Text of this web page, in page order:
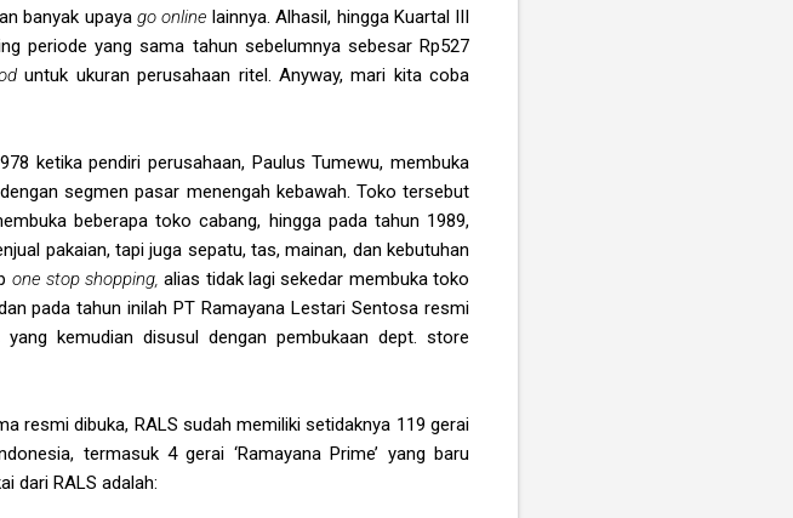
banyak upaya go onlinelainnya. Alhasil, hingga Kuartal III
periode yang sama tahun sebelumnya sebesar Rp527
untuk ukuran perusahaan ritel. Anyway, mari kita coba
ketika pendiri perusahaan, Paulus Tumewu, membuka
segmen pasar menengah kebawah. Toko tersebut
beberapa toko cabang, hingga pada tahun 1989,
pakaian, tapi juga sepatu, tas, mainan, dan kebutuhan
one stop shopping,alias tidak lagi sekedar membuka toko
pada tahun inilah PT Ramayana Lestari Sentosa resmi
kemudian disusul dengan pembukaan dept. store
resmi dibuka, RALS sudah memiliki setidaknya 119 gerai
termasuk 4 gerai ‘Ramayana Prime’ yang baru
dari RALS adalah: